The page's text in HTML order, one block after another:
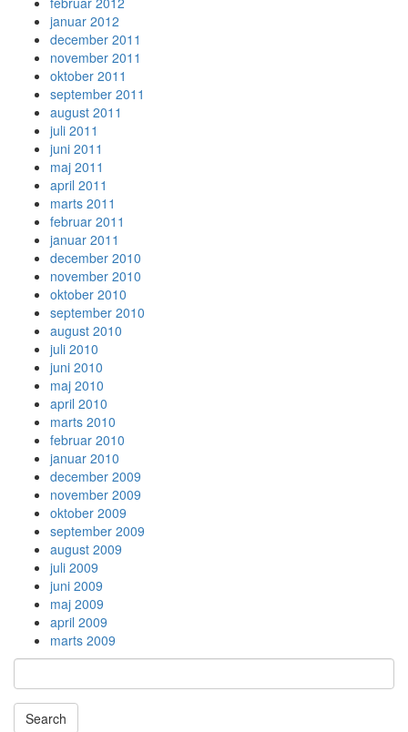
januar 2012
december 2011
november 2011
oktober 2011
september 2011
august 2011
juli 2011
juni 2011
maj 2011
april 2011
marts 2011
februar 2011
januar 2011
december 2010
november 2010
oktober 2010
september 2010
august 2010
juli 2010
juni 2010
maj 2010
april 2010
marts 2010
februar 2010
januar 2010
december 2009
november 2009
oktober 2009
september 2009
august 2009
juli 2009
juni 2009
maj 2009
april 2009
marts 2009
Search